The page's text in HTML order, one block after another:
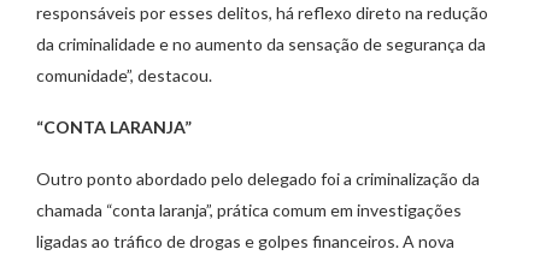
responsáveis por esses delitos, há reflexo direto na redução
da criminalidade e no aumento da sensação de segurança da
comunidade”, destacou.
“CONTA LARANJA”
Outro ponto abordado pelo delegado foi a criminalização da
chamada “conta laranja”, prática comum em investigações
ligadas ao tráfico de drogas e golpes financeiros. A nova